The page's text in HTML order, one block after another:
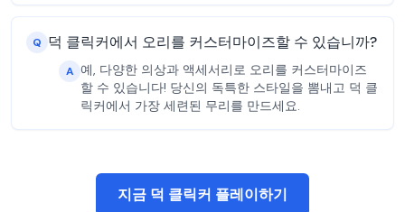
Q 덕 클릭커에서 오리를 커스터마이즈할 수 있습니까?
A 예, 다양한 의상과 액세서리로 오리를 커스터마이즈
할 수 있습니다! 당신의 독특한 스타일을 뽐내고 덕 클
릭커에서 가장 세련된 무리를 만드세요.
지금 덕 클릭커 플레이하기